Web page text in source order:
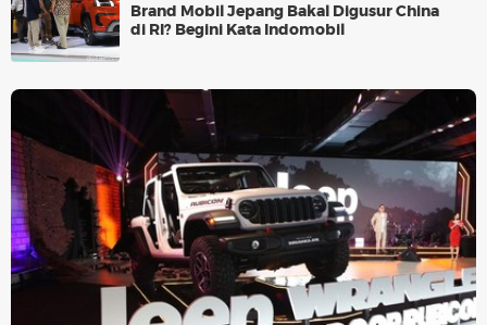
Brand Mobil Jepang Bakal Digusur China
di RI? Begini Kata Indomobil